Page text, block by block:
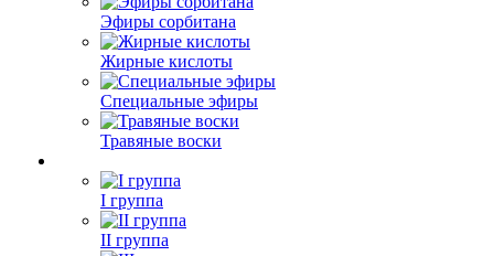
Эфиры сорбитана
Жирные кислоты
Специальные эфиры
Травяные воски
I группа
II группа